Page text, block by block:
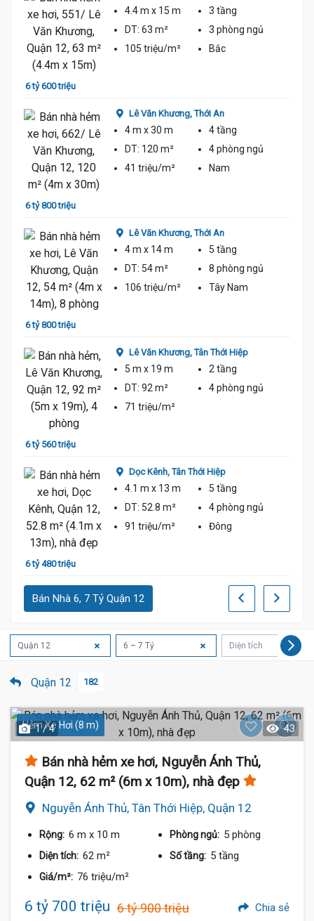
6 tỷ 600 triệu
4.4 m x 15 m
3 tầng
DT: 63 m² 3 phòng ngủ
105 triệu/m²
Bắc
6 tỷ 800 triệu
Lê Văn Khương,Thới An
4 m x 30 m
4 tầng
DT: 120 m² 4 phòng ngủ
41 triệu/m²
Nam
6 tỷ 800 triệu
Lê Văn Khương,Thới An
4 m x 14 m
5 tầng
DT: 54 m² 8 phòng ngủ
106 triệu/m²
Tây Nam
6 tỷ 560 triệu
Lê Văn Khương,Tân Thới Hiệp
5 m x 19 m
2 tầng
DT: 92 m² 4 phòng ngủ
71 triệu/m²
6 tỷ 480 triệu
Dọc Kênh,Tân Thới Hiệp
4.1 m x 13 m
5 tầng
DT: 52.8 m² 4 phòng ngủ
91 triệu/m²
Đông
Bán Nhà 6, 7 Tỷ Quận 12
Quận 12 6 – 7 Tỷ Diện tích
Quận 12 182
Hẻm Xe Hơi (8 m)
1 / 4 43
Bán nhà hẻm xe hơi, Nguyễn Ánh Thủ,
Quận 12, 62 m² (6m x 10m), nhà đẹp
Nguyễn Ánh Thủ, Tân Thới Hiệp, Quận 12
Rộng: 6 m x 10 m Phòng ngủ: 5 phòng
Diện tích: 62 m² Số tầng: 5 tầng
Giá/m²: 76 triệu/m²
6 tỷ 700 triệu 6 tỷ 900 triệu Chia sẻ